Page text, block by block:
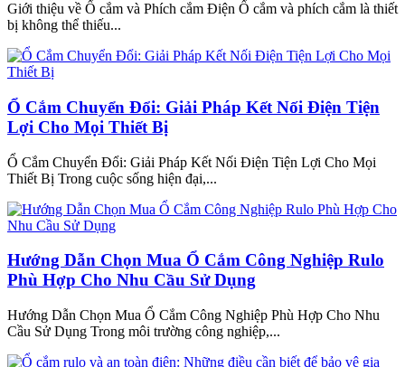
Giới thiệu về Ổ cắm và Phích cắm Điện Ổ cắm và phích cắm là thiết
bị không thể thiếu...
Ổ Cắm Chuyển Đổi: Giải Pháp Kết Nối Điện Tiện
Lợi Cho Mọi Thiết Bị
Ổ Cắm Chuyển Đổi: Giải Pháp Kết Nối Điện Tiện Lợi Cho Mọi
Thiết Bị Trong cuộc sống hiện đại,...
Hướng Dẫn Chọn Mua Ổ Cắm Công Nghiệp Rulo
Phù Hợp Cho Nhu Cầu Sử Dụng
Hướng Dẫn Chọn Mua Ổ Cắm Công Nghiệp Phù Hợp Cho Nhu
Cầu Sử Dụng Trong môi trường công nghiệp,...